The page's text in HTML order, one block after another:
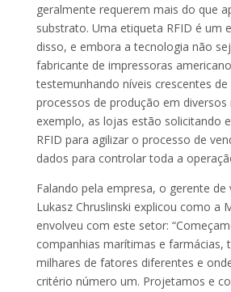
geralmente requerem mais do que
substrato. Uma etiqueta RFID é um
disso, e embora a tecnologia não
fabricante de impressoras
testemunhando níveis crescentes
processos de produção em diversos
exemplo, as lojas estão solicitando
RFID para agilizar o processo de
dados para controlar toda a
Falando pela empresa, o gerente de
Lukasz Chruslinski explicou como a
envolveu com este setor:
companhias marítimas e farmácias,
milhares de fatores diferentes e
critério número um. Projetamos e